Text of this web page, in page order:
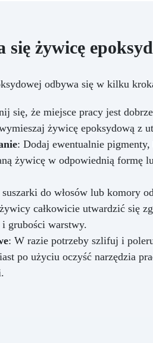
się żywicę
odbywa się w kilku
się, że miejsce pracy jest
żywicę epoksydową z
: Dodaj ewentualnie
żywicę w odpowiednią formę
do włosów lub komory
całkowicie utwardzić się
grubości warstwy.
: W razie potrzeby szlifuj i
po użyciu oczyść narzędzia